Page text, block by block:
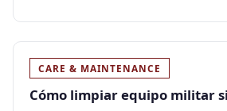
CARE & MAINTENANCE
Cómo limpiar equipo militar